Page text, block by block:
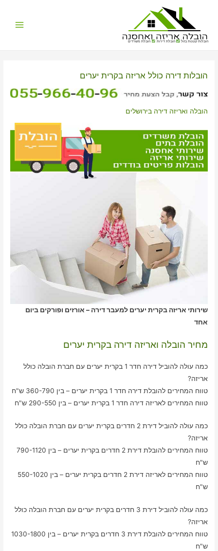
הובלות קטנות בזול הובלת דירות הובלת משרדים
הובלות דירה כולל אריזה בקרית יערים
הובלה ואריזה דירה בירושלים
שירותי אריזה בקרית יערים למעבר דירה – אורזים ופורקים ביום
אחד
מחיר הובלה ואריזה דירה בקרית יערים
כמה עולה להוביל דירה חדר 1 בקרית יערים עם חברת הובלה כולל
אריזה?
טווח המחירים להובלת דירה חדר 1 בקרית יערים – בין 360-790 ש"ח
טווח המחירים לאריזה דירה חדר 1 בקרית יערים – בין 290-550 ש"ח
כמה עולה להוביל דירת 2 חדרים בקרית יערים עם חברת הובלה כולל
אריזה?
טווח המחירים להובלת דירת 2 חדרים בקרית יערים – בין 790-1120
ש"ח
טווח המחירים לאריזה דירת 2 חדרים בקרית יערים – בין 550-1020
ש"ח
כמה עולה להוביל דירת 3 חדרים בקרית יערים עם חברת הובלה כולל
אריזה?
טווח המחירים להובלת דירת 3 חדרים בקרית יערים – בין 1030-1800
ש"ח